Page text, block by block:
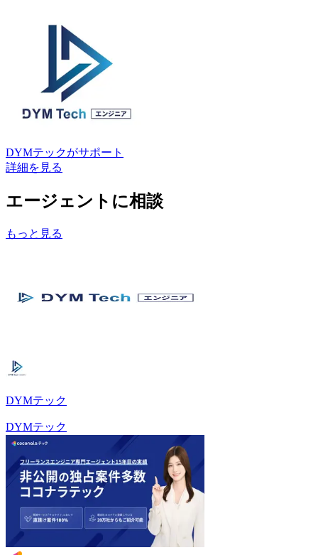
DYMテックがサポート
詳細を見る
エージェントに相談
もっと見る
DYMテック
DYMテック